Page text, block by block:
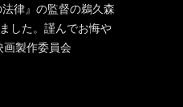
律』の監督の鵜久森
した。謹んでお悔や
画製作委員会